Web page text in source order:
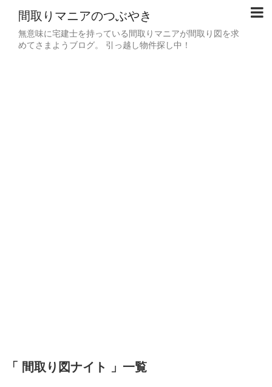
間取りマニアのつぶやき
無意味に宅建士を持っている間取りマニアが間取り図を求
めてさまようブログ。 引っ越し物件探し中！
「 間取り図ナイト 」一覧